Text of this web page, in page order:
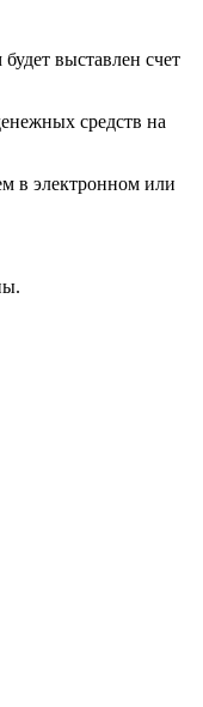
выставлен счет
средств на
в электронном или